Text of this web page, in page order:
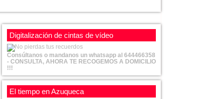
Digitalización de cintas de vídeo
Consúltanos o mandanos un whatsapp al 644466358
- CONSULTA, AHORA TE RECOGEMOS A DOMICILIO
!!!
El tiempo en Azuqueca